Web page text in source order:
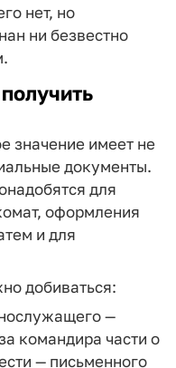
нет, но
ни безвестно
значение имеет не
документы.
для
оформления
и для
добиваться:
—
командира части о
— письменного